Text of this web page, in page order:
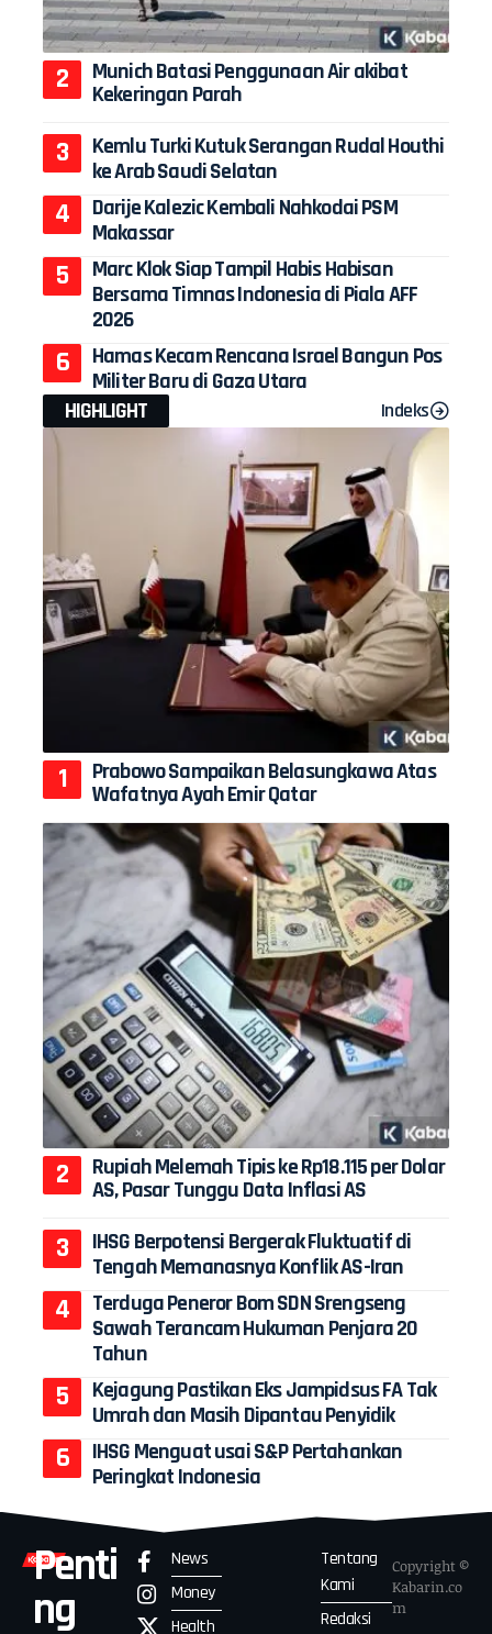
Munich Batasi Penggunaan Air akibat
Kekeringan Parah
Kemlu Turki Kutuk Serangan Rudal Houthi
ke Arab Saudi Selatan
Darije Kalezic Kembali Nahkodai PSM
Makassar
Marc Klok Siap Tampil Habis Habisan
Bersama Timnas Indonesia di Piala AFF
2026
Hamas Kecam Rencana Israel Bangun Pos
Militer Baru di Gaza Utara
HIGHLIGHT
Indeks
Prabowo Sampaikan Belasungkawa Atas
Wafatnya Ayah Emir Qatar
Rupiah Melemah Tipis ke Rp18.115 per Dolar
AS, Pasar Tunggu Data Inflasi AS
IHSG Berpotensi Bergerak Fluktuatif di
Tengah Memanasnya Konflik AS-Iran
Terduga Peneror Bom SDN Srengseng
Sawah Terancam Hukuman Penjara 20
Tahun
Kejagung Pastikan Eks Jampidsus FA Tak
Umrah dan Masih Dipantau Penyidik
IHSG Menguat usai S&P Pertahankan
Peringkat Indonesia
Penti
ng
News
Money
Health
Tentang
Kami
Redaksi
Copyright ©
Kabarin.co
m